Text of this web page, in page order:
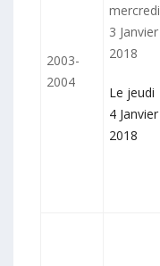
2003-
2004
mercredi
3 Janvier
2018
Le jeudi
4 Janvier
2018